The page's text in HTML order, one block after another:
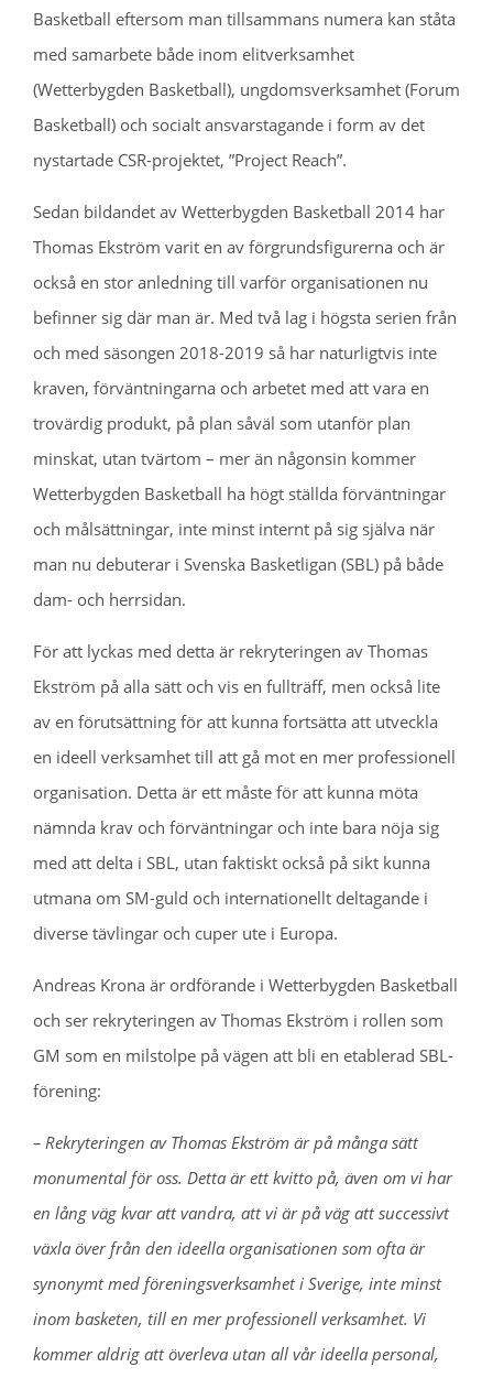
Basketball eftersom man tillsammans numera kan ståta
med samarbete både inom elitverksamhet
(Wetterbygden Basketball), ungdomsverksamhet (Forum
Basketball) och socialt ansvarstagande i form av det
nystartade CSR-projektet, ”Project Reach”.
Sedan bildandet av Wetterbygden Basketball 2014 har
Thomas Ekström varit en av förgrundsfigurerna och är
också en stor anledning till varför organisationen nu
befinner sig där man är. Med två lag i högsta serien från
och med säsongen 2018-2019 så har naturligtvis inte
kraven, förväntningarna och arbetet med att vara en
trovärdig produkt, på plan såväl som utanför plan
minskat, utan tvärtom – mer än någonsin kommer
Wetterbygden Basketball ha högt ställda förväntningar
och målsättningar, inte minst internt på sig själva när
man nu debuterar i Svenska Basketligan (SBL) på både
dam- och herrsidan.
För att lyckas med detta är rekryteringen av Thomas
Ekström på alla sätt och vis en fullträff, men också lite
av en förutsättning för att kunna fortsätta att utveckla
en ideell verksamhet till att gå mot en mer professionell
organisation. Detta är ett måste för att kunna möta
nämnda krav och förväntningar och inte bara nöja sig
med att delta i SBL, utan faktiskt också på sikt kunna
utmana om SM-guld och internationellt deltagande i
diverse tävlingar och cuper ute i Europa.
Andreas Krona är ordförande i Wetterbygden Basketball
och ser rekryteringen av Thomas Ekström i rollen som
GM som en milstolpe på vägen att bli en etablerad SBL-
förening:
– Rekryteringen av Thomas Ekström är på många sätt
monumental för oss. Detta är ett kvitto på, även om vi har
en lång väg kvar att vandra, att vi är på väg att successivt
växla över från den ideella organisationen som ofta är
synonymt med föreningsverksamhet i Sverige, inte minst
inom basketen, till en mer professionell verksamhet. Vi
kommer aldrig att överleva utan all vår ideella personal,